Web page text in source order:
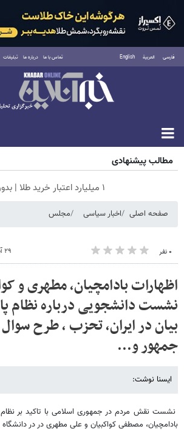
فارسی العربية English تماس با ما درباره ما تبلیغات
جمعه ۱۶ مرداد ۱۴۰۵
مطالب پیشنهادی
۱ میلیارد اعتبار خرید طلا | بدون ضامن و چک
صفحه اصلی اخبار سیاسی مجلس
۰ نفر ۲۹ آبان ۱۳۹۰ - ۲۰:۰۳
اظهارات بادامچیان، مطهری و
نشست دانشجویی درباره نظام
بیان در ایران، تحزب ، طرح
جمهور و...
ایسنا نوشت:
نشست نقش مردم در جمهوری اسلامی با تاکید بر نظام
بادامچیان، مصطفی کواکبیان و علی مطهری در در